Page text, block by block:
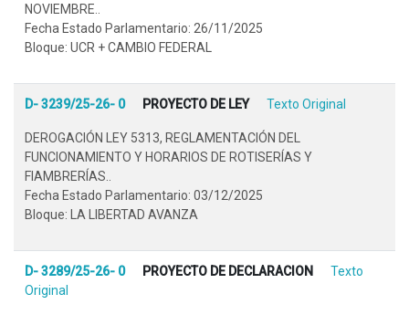
NOVIEMBRE..
Fecha Estado Parlamentario: 26/11/2025
Bloque: UCR + CAMBIO FEDERAL
D- 3239/25-26- 0 PROYECTO DE LEY Texto Original
DEROGACIÓN LEY 5313, REGLAMENTACIÓN DEL
FUNCIONAMIENTO Y HORARIOS DE ROTISERÍAS Y
FIAMBRERÍAS..
Fecha Estado Parlamentario: 03/12/2025
Bloque: LA LIBERTAD AVANZA
D- 3289/25-26- 0 PROYECTO DE DECLARACION
Texto
Original